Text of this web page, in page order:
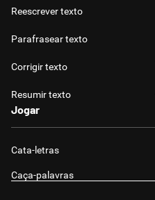
Reescrever texto
Parafrasear texto
Corrigir texto
Resumir texto
Jogar
Cata-letras
Caça-palavras